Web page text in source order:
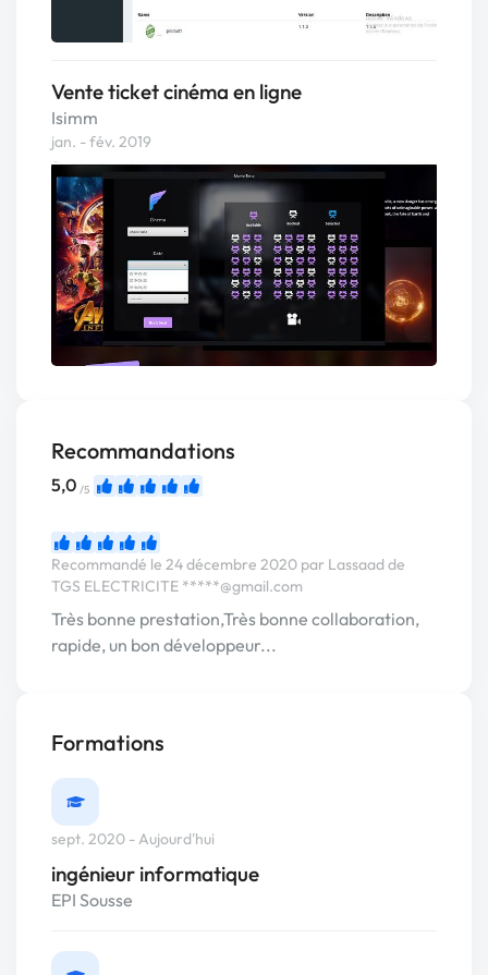
Vente ticket cinéma en ligne
Isimm
jan. - fév. 2019
Recommandations
5,0 /5
Recommandé le 24 décembre 2020 par Lassaad de
TGS ELECTRICITE *****@gmail.com
Très bonne prestation,Très bonne collaboration,
rapide, un bon développeur...
Formations
sept. 2020 - Aujourd'hui
ingénieur informatique
EPI Sousse